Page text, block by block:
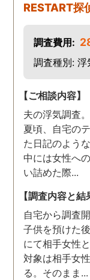
RESTART探
調査費用:
調査種別: 浮
【ご相談内容】
夫の浮気調査。
夏頃、自宅の
た日記のよう
中には女性へ
い詰めた際...
【調査内容と結
自宅から調査開
子供を預けた
にて相手女性
対象は相手女
る。そのまま...